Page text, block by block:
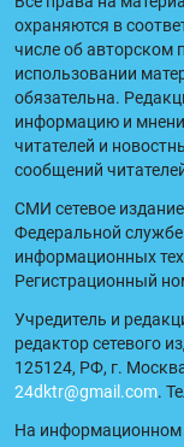
охраняются в
числе об
использовании
обязательна.
информацию и
читателей и
сообщений
СМИ сетевое
Федеральной службе
информационных
Регистрационный
Учредитель и
редактор сетевого
125124, РФ, г.
24dktr@gmail.com.
На информационном